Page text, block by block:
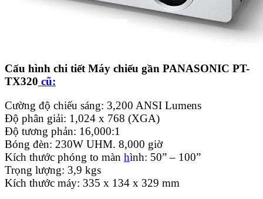
Cấu hình chi tiết Máy chiếu gần PANASONIC PT-
TX320 cũ:
Cường độ chiếu sáng: 3,200 ANSI Lumens
Độ phân giải: 1,024 x 768 (XGA)
Độ tương phản: 16,000:1
Bóng đèn: 230W UHM. 8,000 giờ
Kích thước phóng to màn hình: 50” – 100”
Trọng lượng: 3,9 kgs
Kích thước máy: 335 x 134 x 329 mm